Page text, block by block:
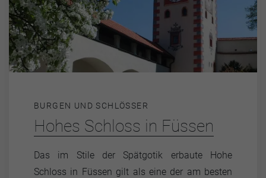
BURGEN UND SCHLÖSSER
Hohes Schloss in Füssen
Das im Stile der Spätgotik erbaute Hohe
Schloss in Füssen gilt als eine der am besten